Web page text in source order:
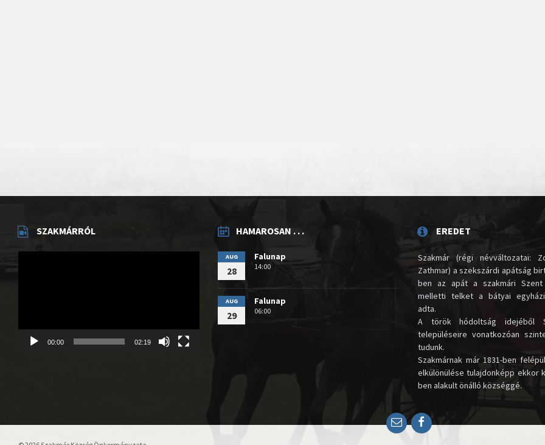
SZAKMÁRRÓL
00:00 02:19
HAMAROSAN . . .
AUG
28
Falunap
14:00
AUG
29
Falunap
06:00
EREDET
Szakmár (régi névváltozatai:
Zathmar) a szekszárdi apátság
ben az apát a szakmári Szent
melletti telket a bátyai
adta.
A török hódoltság idejéből
településeire vonatkozóan
tudunk.
Szakmárnak már 1831-ben
elkülönülése tulajdonképp ekkor
ben alakult önálló községgé.
EmailFacebook